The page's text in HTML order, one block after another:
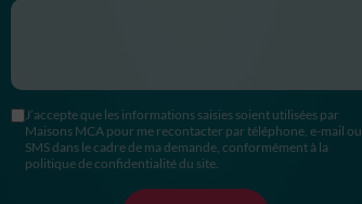
J’accepte que les informations saisies soient utilisées par
Maisons MCA pour me recontacter par téléphone, e-mail ou
SMS dans le cadre de ma demande, conformément à la
politique de confidentialité du site.